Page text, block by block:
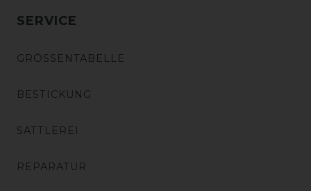
SERVICE
GRÖSSENTABELLE
BESTICKUNG
SATTLEREI
REPARATUR